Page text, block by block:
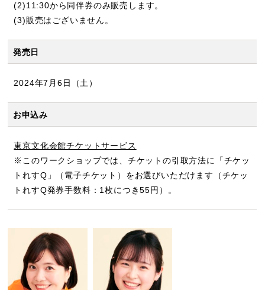
(2)11:30から同伴券のみ販売します。
(3)販売はございません。
発売日
2024年7月6日（土）
お申込み
東京文化会館チケットサービス
※このワークショップでは、チケットの引取方法に「チケッ
トれすQ」（電子チケット）をお選びいただけます（チケッ
トれすQ発券手数料：1枚につき55円）。